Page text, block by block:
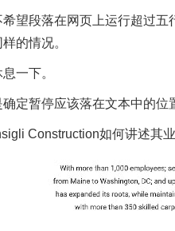
望段落在网页上运行超过
的情况。
一下。
定暂停应该落在文本中的位
Construction如何讲述其